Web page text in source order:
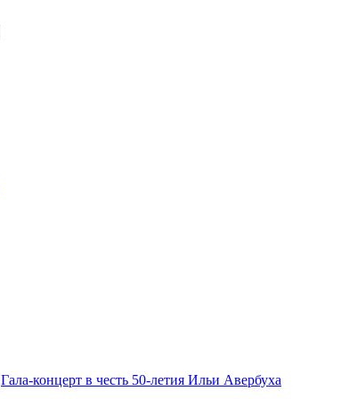
Гала-концерт в честь 50-летия Ильи Авербуха